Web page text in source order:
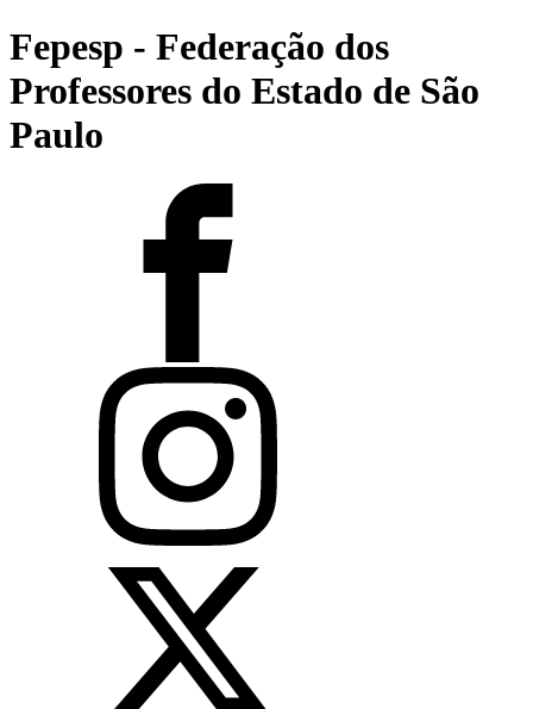
Fepesp - Federação dos
Professores do Estado de São
Paulo